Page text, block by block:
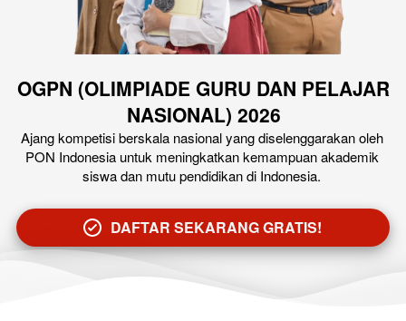
OGPN (OLIMPIADE GURU DAN PELAJAR
NASIONAL) 2026
Ajang kompetisi berskala nasional yang diselenggarakan oleh
PON Indonesia untuk meningkatkan kemampuan akademik
siswa dan mutu pendidikan di Indonesia.
` DAFTAR SEKARANG GRATIS!